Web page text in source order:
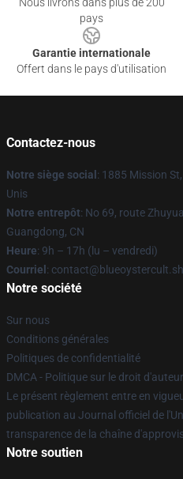
pays
Garantie internationale
Offert dans le pays d'utilisation
Contactez-nous
Notre siège social : 1885 Mission
Unis
Notre entrepôt: No 69, route
Guangdong, CN
Heure: 9h – 17h (lu – vendredi)
Courriel :
Notre société
Sur nous
Conditions générales
Politiques de confidentialité
DMCA - Politique sur le droit d'auteur
Le présent règlement entre en
publication au Journal officiel de
transparence de la chaîne
Notre soutien